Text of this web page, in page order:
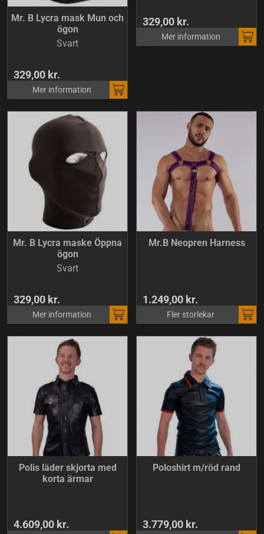
Mr. B Lycra mask Mun och
ögon
Svart
329,00 kr.
Mer information
329,00 kr.
Mer information
Mr. B Lycra maske Öppna
ögon
Svart
329,00 kr.
Mer information
Mr.B Neopren Harness
1.249,00 kr.
Fler storlekar
Polis läder skjorta med
korta ärmar
4.609,00 kr.
Poloshirt m/röd rand
3.779,00 kr.